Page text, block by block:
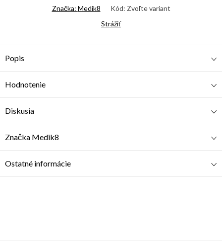
Značka: Medik8 Kód: Zvoľte variant
Strážiť
Popis
Hodnotenie
Diskusia
Značka Medik8
Ostatné informácie